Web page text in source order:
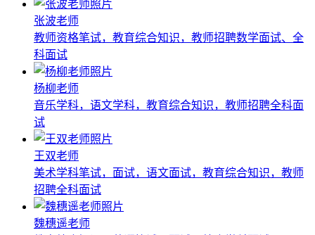
张波老师
教师资格笔试，教育综合知识，教师招聘数学面试、全
科面试
杨柳老师
音乐学科，语文学科，教育综合知识，教师招聘全科面
试
王双老师
美术学科笔试，面试，语文面试，教育综合知识，教师
招聘全科面试
魏穗遥老师